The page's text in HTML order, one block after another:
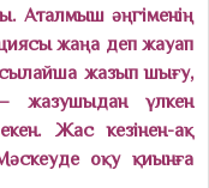
Аталмыш әңгіменің
жаңа деп жауап
жазып шығу,
жазушыдан үлкен
Жас кезінен-ақ
оқу қиынға